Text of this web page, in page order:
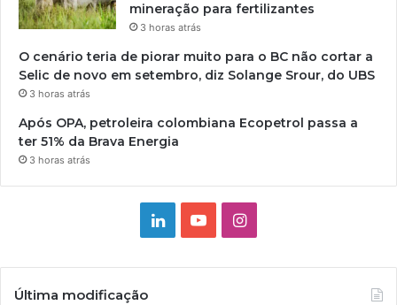
mineração para fertilizantes
3 horas atrás
O cenário teria de piorar muito para o BC não cortar a
Selic de novo em setembro, diz Solange Srour, do UBS
3 horas atrás
Após OPA, petroleira colombiana Ecopetrol passa a
ter 51% da Brava Energia
3 horas atrás
LinkedinYouTubeInstagram
Última modificação